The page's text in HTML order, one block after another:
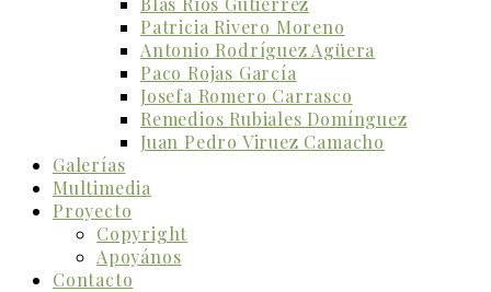
Patricia Rivero Moreno
Antonio Rodríguez Agüera
Paco Rojas García
Josefa Romero Carrasco
Remedios Rubiales Domínguez
Juan Pedro Viruez Camacho
Galerías
Multimedia
Proyecto
Copyright
Apoyános
Contacto